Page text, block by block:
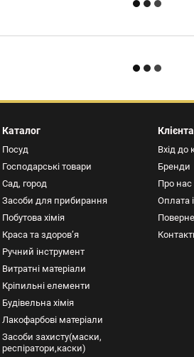
Каталог
Посуд
Господарські товари
Сад, город
Засоби для прибирання
Побутова хімія
Краса та здоров’я
Ручний інструмент
Витратні матеріали
Кріпильні елементи
Будівельна хімія
Лакофарбові матеріали
Засоби захисту(маски,
респіратори,каски)
Вхід до
Бренди
Про нас
Оплата